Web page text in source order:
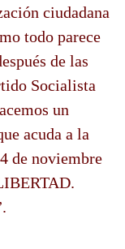
ciudadana
todo parece
de las
Socialista
un
acuda a la
de noviembre